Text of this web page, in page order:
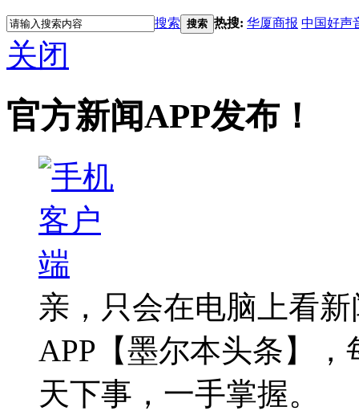
搜索 搜索 热搜: 华厦商报 中国好声
关闭
官方新闻APP发布！
亲，只会在电脑上看
APP【墨尔本头条】
天下事，一手掌握。